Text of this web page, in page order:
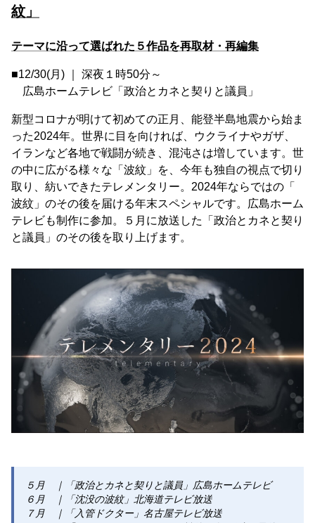
紋」
テーマに沿って選ばれた５作品を再取材・再編集
■12/30(月) ｜ 深夜１時50分～
広島ホームテレビ「政治とカネと契りと議員」
新型コロナが明けて初めての正月、能登半島地震から始ま
った2024年。世界に目を向ければ、ウクライナやガザ、
イランなど各地で戦闘が続き、混沌さは増しています。世
の中に広がる様々な「波紋」を、今年も独自の視点で切り
取り、紡いできたテレメンタリー。2024年ならではの「
波紋」のその後を届ける年末スペシャルです。広島ホーム
テレビも制作に参加。５月に放送した「政治とカネと契り
と議員」のその後を取り上げます。
５月 ｜「政治とカネと契りと議員」広島ホームテレビ
６月 ｜「沈没の波紋」北海道テレビ放送
７月 ｜「入管ドクター」名古屋テレビ放送